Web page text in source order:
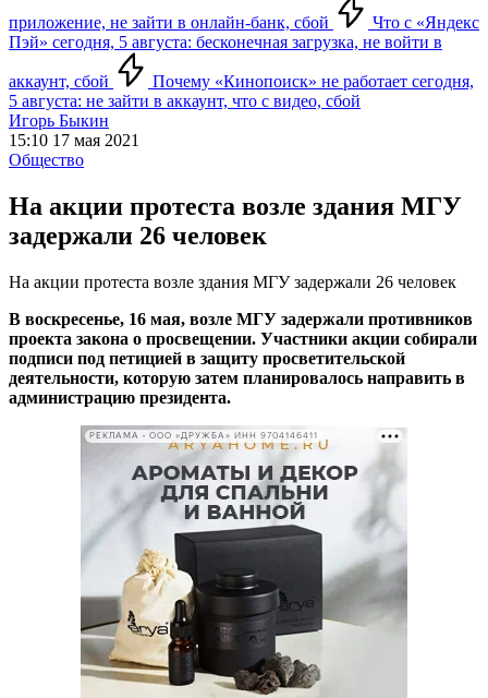
приложение, не зайти в онлайн-банк, сбой
Что с «Яндекс
Пэй» сегодня, 5 августа: бесконечная загрузка, не войти в
аккаунт, сбой
Почему «Кинопоиск» не работает сегодня,
5 августа: не зайти в аккаунт, что с видео, сбой
Игорь Быкин
15:10 17 мая 2021
Общество
На акции протеста возле здания МГУ
задержали 26 человек
На акции протеста возле здания МГУ задержали 26 человек
В воскресенье, 16 мая, возле МГУ задержали противников
проекта закона о просвещении. Участники акции собирали
подписи под петицией в защиту просветительской
деятельности, которую затем планировалось направить в
администрацию президента.
РЕКЛАМА • ООО «ДРУЖБА» ИНН 9704146411